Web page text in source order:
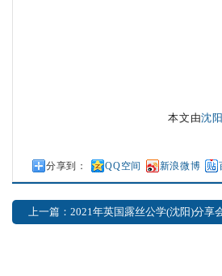
本文由沈
分享到： QQ空间 新浪微博
上一篇：2021年英国露丝公学(沈阳)分享